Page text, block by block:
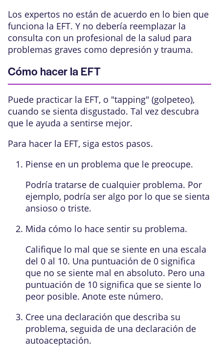
Los expertos no están de acuerdo en lo bien que
funciona la EFT. Y no debería reemplazar la
consulta con un profesional de la salud para
problemas graves como depresión y trauma.
Cómo hacer la EFT
Puede practicar la EFT, o "tapping" (golpeteo),
cuando se sienta disgustado. Tal vez descubra
que le ayuda a sentirse mejor.
Para hacer la EFT, siga estos pasos.
Piense en un problema que le preocupe.
Podría tratarse de cualquier problema. Por
ejemplo, podría ser algo por lo que se sienta
ansioso o triste.
Mida cómo lo hace sentir su problema.
Califique lo mal que se siente en una escala
del 0 al 10. Una puntuación de 0 significa
que no se siente mal en absoluto. Pero una
puntuación de 10 significa que se siente lo
peor posible. Anote este número.
Cree una declaración que describa su
problema, seguida de una declaración de
autoaceptación.